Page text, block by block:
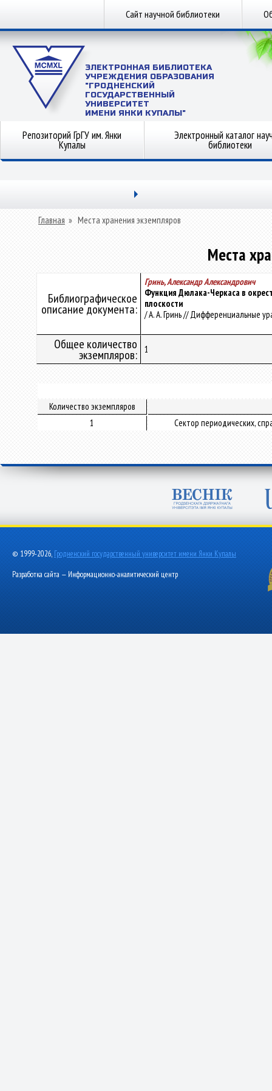
Сайт научной библиотеки
ЭЛЕКТРОННАЯ БИБЛИОТЕКА
УЧРЕЖДЕНИЯ ОБРАЗОВАНИЯ
"ГРОДНЕНСКИЙ
ГОСУДАРСТВЕННЫЙ
УНИВЕРСИТЕТ
ИМЕНИ ЯНКИ КУПАЛЫ"
Репозиторий ГрГУ им. Янки
Купалы
Электронный каталог
библиотеки
Главная » Места хранения экземпляров
Места
Библиографическое
описание документа:
Гринь, Александр Александрович
Функция Дюлака-Черкаса в
плоскости
/ А. А. Гринь // Дифференциальные
Общее количество
экземпляров: 1
Количество экземпляров
1
Сектор периодических,
© 1999-2026, Гродненский государственный университет имени Янки Купалы
Разработка сайта — Информационно-аналитический центр